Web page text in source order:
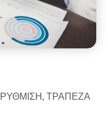
ΡΥΘΜΙΣΗ, ΤΡΑΠΕΖΑ